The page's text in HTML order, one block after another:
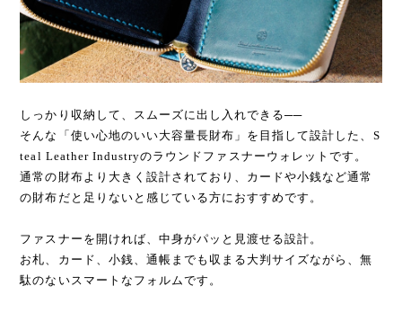
しっかり収納して、スムーズに出し入れできる──
そんな「使い心地のいい大容量長財布」を目指して設計した、S
teal Leather Industryのラウンドファスナーウォレットです。
通常の財布より大きく設計されており、カードや小銭など通常
の財布だと足りないと感じている方におすすめです。
ファスナーを開ければ、中身がパッと見渡せる設計。
お札、カード、小銭、通帳までも収まる大判サイズながら、無
駄のないスマートなフォルムです。